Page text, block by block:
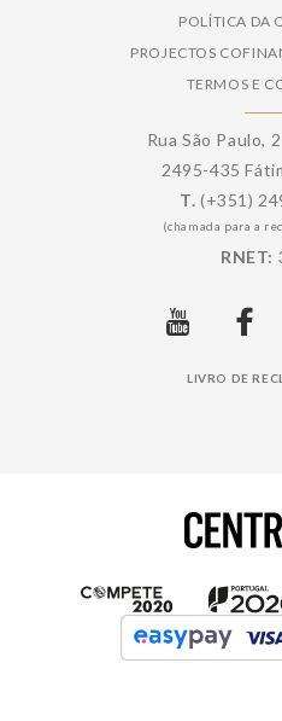
POLÍTICA DA
PROJECTOS
TERMOS E
Rua São Paulo,
2495-435
T. (+351)
(chamada para a
RNET:
LIVRO DE